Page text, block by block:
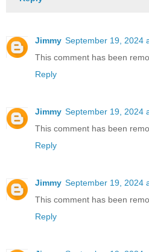
Jimmy September 19, 2024
This comment has been
Reply
Jimmy September 19, 2024
This comment has been
Reply
Jimmy September 19, 2024
This comment has been
Reply